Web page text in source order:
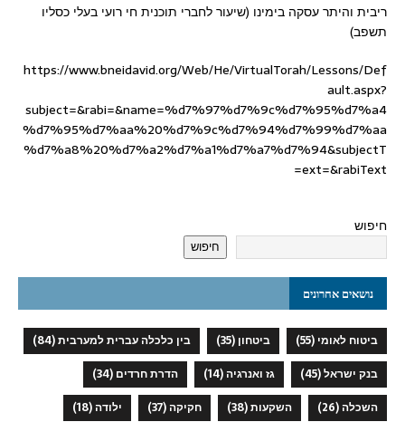
ריבית והיתר עסקה בימינו (שיעור לחברי תוכנית חי רועי בעלי כסליו
תשפב)
https://www.bneidavid.org/Web/He/VirtualTorah/Lessons/Def
ault.aspx?
subject=&rabi=&name=%d7%97%d7%9c%d7%95%d7%a4
%d7%95%d7%aa%20%d7%9c%d7%94%d7%99%d7%aa
%d7%a8%20%d7%a2%d7%a1%d7%a7%d7%94&subjectT
ext=&rabiText=
חיפוש
חיפוש
נושאים אחרונים
ביטוח לאומי (55) ביטחון (35) בין כלכלה עברית למערבית(84)
בנק ישראל(45) גז ואנרגיה(14) הדרת חרדים (34)
השכלה(26) השקעות(38) חקיקה(37) ילודה(18)